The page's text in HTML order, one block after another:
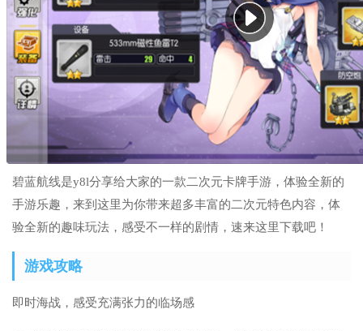
碧蓝航线是y8l分享给大家的一款二次元卡牌手游，体验全新的
手游乐趣，来到这里为你带来超多丰富的二次元特色内容，体
验全新的趣味玩法，感受不一样的剧情，速来这里下载吧！
游戏攻略
即时海战，感受充满张力的临场感